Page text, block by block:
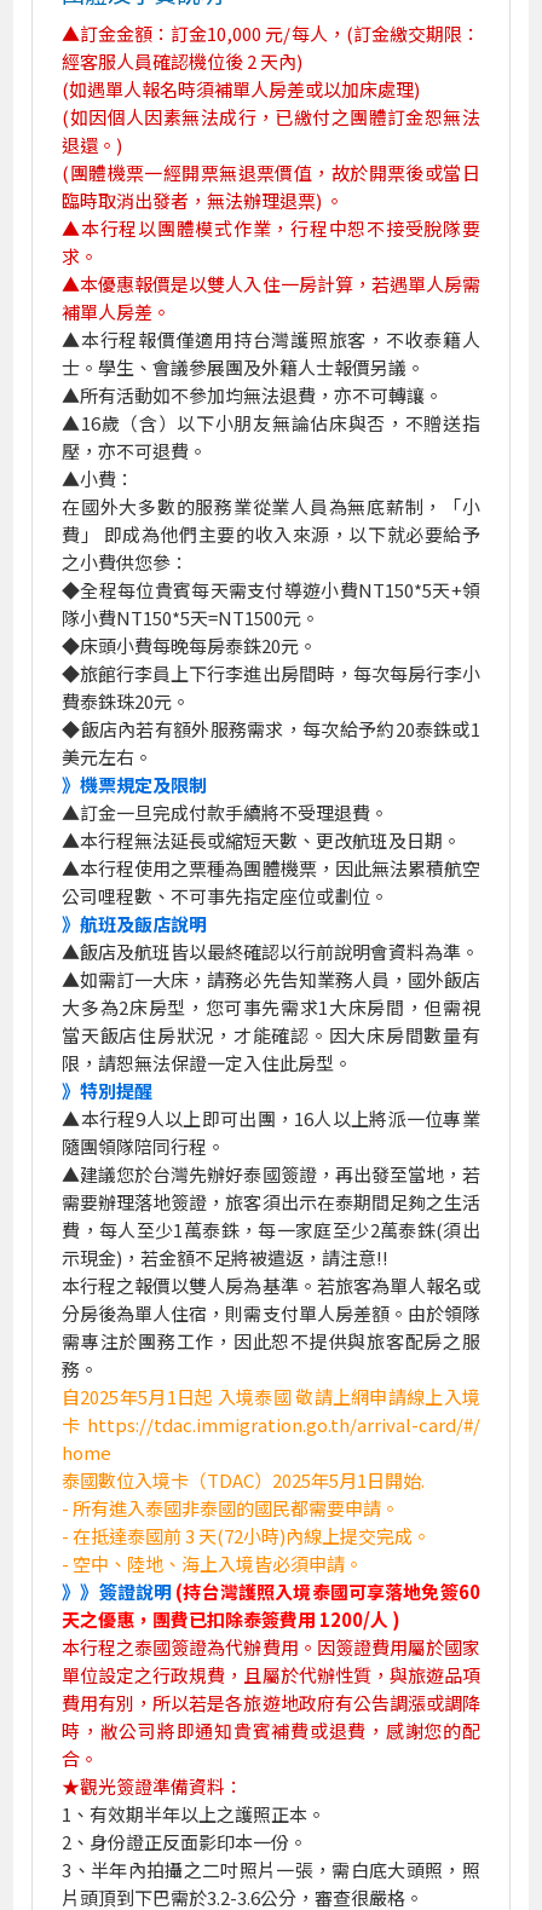
▲訂金金額：訂金10,000 元/每人，(訂金繳交期限：
經客服人員確認機位後 2 天內)
(如遇單人報名時須補單人房差或以加床處理)
(如因個人因素無法成行，已繳付之團體訂金恕無法
退還。)
(團體機票一經開票無退票價值，故於開票後或當日
臨時取消出發者，無法辦理退票) 。
▲本行程以團體模式作業，行程中恕不接受脫隊要
求。
▲本優惠報價是以雙人入住一房計算，若遇單人房需
補單人房差。
▲本行程報價僅適用持台灣護照旅客，不收泰籍人
士。學生、會議參展團及外籍人士報價另議。
▲所有活動如不參加均無法退費，亦不可轉讓。
▲16歲（含）以下小朋友無論佔床與否，不贈送指
壓，亦不可退費。
▲小費：
在國外大多數的服務業從業人員為無底薪制，「小
費」 即成為他們主要的收入來源，以下就必要給予
之小費供您參：
◆全程每位貴賓每天需支付導遊小費NT150*5天+領
隊小費NT150*5天=NT1500元。
◆床頭小費每晚每房泰銖20元。
◆旅館行李員上下行李進出房間時，每次每房行李小
費泰銖珠20元。
◆飯店內若有額外服務需求，每次給予約20泰銖或1
美元左右。
》機票規定及限制
▲訂金一旦完成付款手續將不受理退費。
▲本行程無法延長或縮短天數、更改航班及日期。
▲本行程使用之票種為團體機票，因此無法累積航空
公司哩程數、不可事先指定座位或劃位。
》航班及飯店說明
▲飯店及航班皆以最終確認以行前說明會資料為準。
▲如需訂一大床，請務必先告知業務人員，國外飯店
大多為2床房型，您可事先需求1大床房間，但需視
當天飯店住房狀況，才能確認。因大床房間數量有
限，請恕無法保證一定入住此房型。
》特別提醒
▲本行程9人以上即可出團，16人以上將派一位專業
隨團領隊陪同行程。
▲建議您於台灣先辦好泰國簽證，再出發至當地，若
需要辦理落地簽證，旅客須出示在泰期間足夠之生活
費，每人至少1萬泰銖，每一家庭至少2萬泰銖(須出
示現金)，若金額不足將被遣返，請注意!!
本行程之報價以雙人房為基準。若旅客為單人報名或
分房後為單人住宿，則需支付單人房差額。由於領隊
需專注於團務工作，因此恕不提供與旅客配房之服
務。
自2025年5月1日起 入境泰國 敬請上網申請線上入境
卡 https://tdac.immigration.go.th/arrival-card/#/
home
泰國數位入境卡（TDAC）2025年5月1日開始.
- 所有進入泰國非泰國的國民都需要申請。
- 在抵達泰國前 3 天(72小時)內線上提交完成。
- 空中、陸地、海上入境皆必須申請。
》》簽證說明(持台灣護照入境泰國可享落地免簽60
天之優惠，團費已扣除泰簽費用 1200/人 )
本行程之泰國簽證為代辦費用。因簽證費用屬於國家
單位設定之行政規費，且屬於代辦性質，與旅遊品項
費用有別，所以若是各旅遊地政府有公告調漲或調降
時，敝公司將即通知貴賓補費或退費，感謝您的配
合。
★觀光簽證準備資料：
1、有效期半年以上之護照正本。
2、身份證正反面影印本一份。
3、半年內拍攝之二吋照片一張，需白底大頭照，照
片頭頂到下巴需於3.2-3.6公分，審查很嚴格。